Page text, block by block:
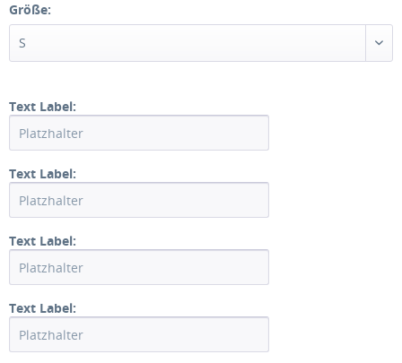
Größe:
S
Text Label:
Text Label:
Text Label:
Text Label: